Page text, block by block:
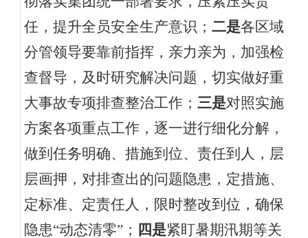
任，提升全员安全生产意识 ； 二是各区域
分管领导要靠前指挥，亲力亲为，加强检
查督导，及时研究解决问题， 切实做好重
大事故专项排查整治工作 ； 三是对照实施
方案各项重点工作，逐一进行细化分解，
做到任务明确、措施到位、责任到人，层
层画押，对排查出的问题隐患，定措施、
定标准、定责任人，限时整改到位，确保
隐患“动态清零”； 四是紧盯暑期汛期等关